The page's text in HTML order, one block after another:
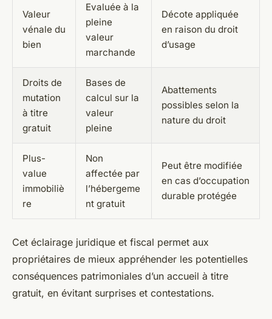
Valeur
vénale du
bien
Evaluée à la
pleine
valeur
marchande
Décote appliquée
en raison du droit
d’usage
Droits de
mutation
à titre
gratuit
Bases de
calcul sur la
valeur
pleine
Abattements
possibles selon la
nature du droit
Plus-
value
immobiliè
re
Non
affectée par
l’hébergeme
nt gratuit
Peut être modifiée
en cas d’occupation
durable protégée
Cet éclairage juridique et fiscal permet aux
propriétaires de mieux appréhender les potentielles
conséquences patrimoniales d’un accueil à titre
gratuit, en évitant surprises et contestations.